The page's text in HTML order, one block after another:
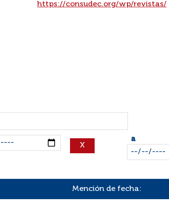
https://consudec.org/wp/revistas/
a
Mención de fecha: